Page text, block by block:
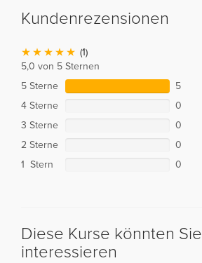
Kundenrezensionen
(1)
5,0 von 5 Sternen
5 Sterne
5
4 Sterne
0
3 Sterne
0
2 Sterne
0
1 Stern
0
Diese Kurse könnten Sie
interessieren